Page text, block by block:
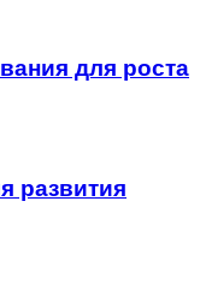
для роста
развития